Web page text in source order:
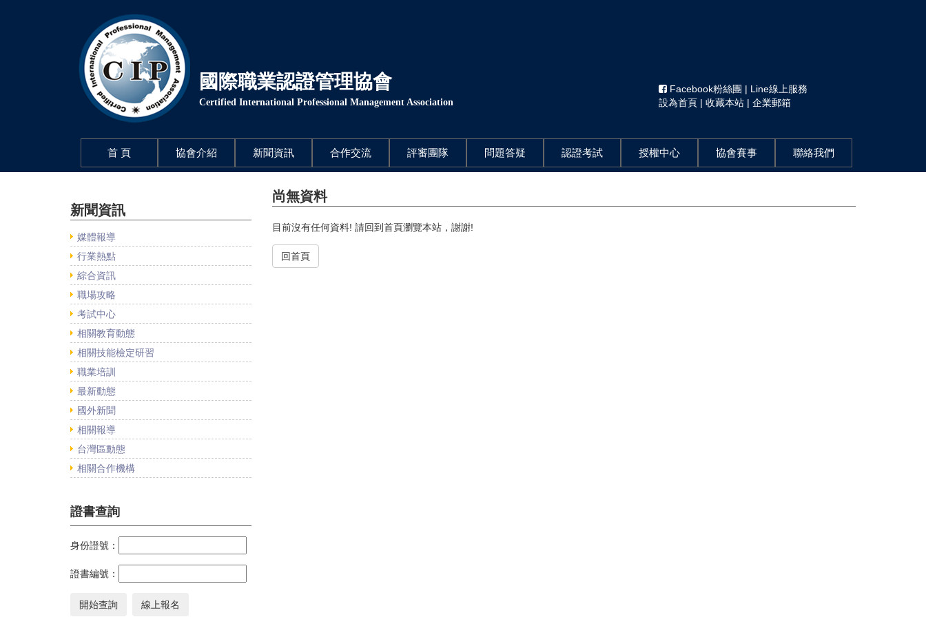
國際職業認證管理協會
Certified International Professional Management Association
Facebook粉絲團 | Line線上服務
設為首頁 | 收藏本站 | 企業郵箱
首 頁(current) 協會介紹 新聞資訊 合作交流 評審團隊 問題答疑 認證考試 授權中心 協會賽事 聯絡我們
新聞資訊
媒體報導
行業熱點
綜合資訊
職場攻略
考試中心
相關教育動態
相關技能檢定研習
職業培訓
最新動態
國外新聞
相關報導
台灣區動態
相關合作機構
證書查詢
身份證號：
證書編號：
尚無資料
目前沒有任何資料! 請回到首頁瀏覽本站，謝謝!
回首頁